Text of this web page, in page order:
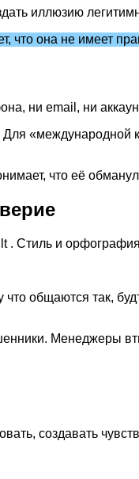
иллюзию
она не имеет
ни email, ни
что её
. Стиль и
общаются так,
Менеджеры
создавать